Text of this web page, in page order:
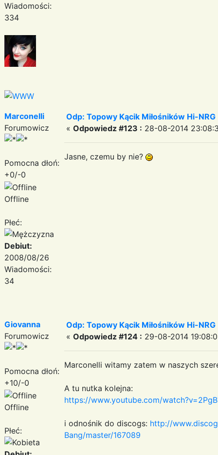
Wiadomości:
334
Marconelli
Forumowicz
Pomocna dłoń:
+0/-0
Offline
Płeć:
Debiut:
2008/08/26
Wiadomości:
34
Odp: Topowy Kącik Miłośników Hi-NRG
« Odpowiedz #123 : 28-08-2014
Jasne, czemu by nie?
Giovanna
Forumowicz
Pomocna dłoń:
+10/-0
Offline
Płeć:
Odp: Topowy Kącik Miłośników Hi-NRG
« Odpowiedz #124 : 29-08-2014
Marconelli witamy zatem w naszych
A tu nutka kolejna:
https://www.youtube.com/
i odnośnik do discogs: http://
Bang/master/167089